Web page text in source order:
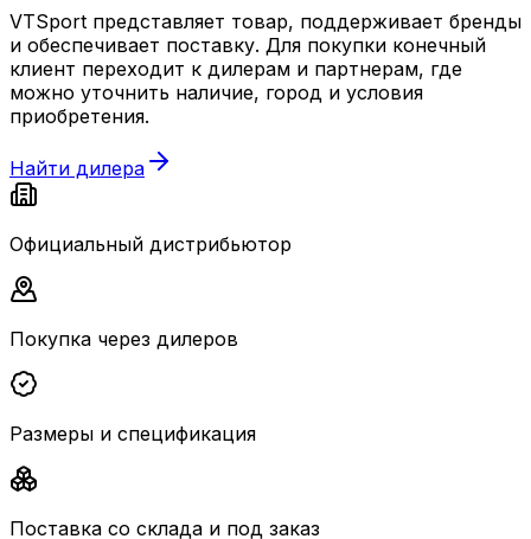
VTSport представляет товар, поддерживает бренды
и обеспечивает поставку. Для покупки конечный
клиент переходит к дилерам и партнерам, где
можно уточнить наличие, город и условия
приобретения.
Найти дилера
Официальный дистрибьютор
Покупка через дилеров
Размеры и спецификация
Поставка со склада и под заказ